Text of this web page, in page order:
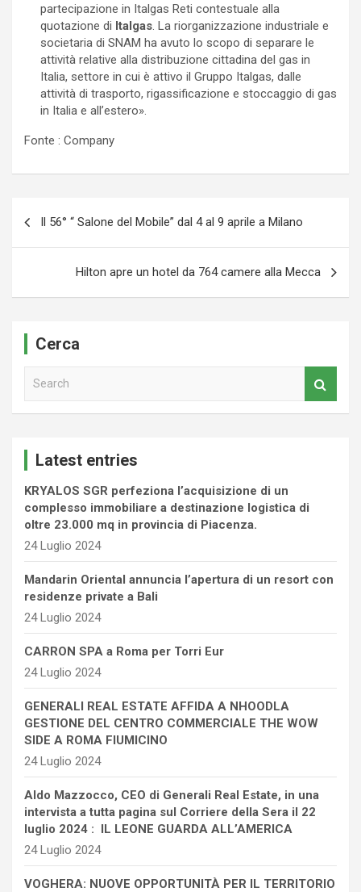
partecipazione in Italgas Reti contestuale alla
quotazione di Italgas. La riorganizzazione industriale e
societaria di SNAM ha avuto lo scopo di separare le
attività relative alla distribuzione cittadina del gas in
Italia, settore in cui è attivo il Gruppo Italgas, dalle
attività di trasporto, rigassificazione e stoccaggio di gas
in Italia e all’estero».
Fonte : Company
Il 56° “ Salone del Mobile” dal 4 al 9 aprile a Milano
Hilton apre un hotel da 764 camere alla Mecca
Cerca
Latest entries
KRYALOS SGR perfeziona l’acquisizione di un
complesso immobiliare a destinazione logistica di
oltre 23.000 mq in provincia di Piacenza.
24 Luglio 2024
Mandarin Oriental annuncia l’apertura di un resort con
residenze private a Bali
24 Luglio 2024
CARRON SPA a Roma per Torri Eur
24 Luglio 2024
GENERALI REAL ESTATE AFFIDA A NHOODLA
GESTIONE DEL CENTRO COMMERCIALE THE WOW
SIDE A ROMA FIUMICINO
24 Luglio 2024
Aldo Mazzocco, CEO di Generali Real Estate, in una
intervista a tutta pagina sul Corriere della Sera il 22
luglio 2024 : IL LEONE GUARDA ALL’AMERICA
24 Luglio 2024
VOGHERA: NUOVE OPPORTUNITÀ PER IL TERRITORIO